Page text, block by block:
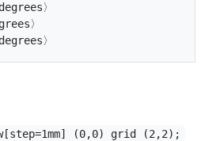
〉
〉
(0,0) grid (2,2);